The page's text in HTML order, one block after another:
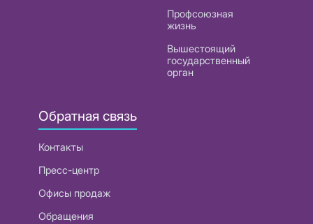
Профсоюзная
жизнь
Вышестоящий
государственный
орган
Обратная связь
Контакты
Пресс-центр
Офисы продаж
Обращения